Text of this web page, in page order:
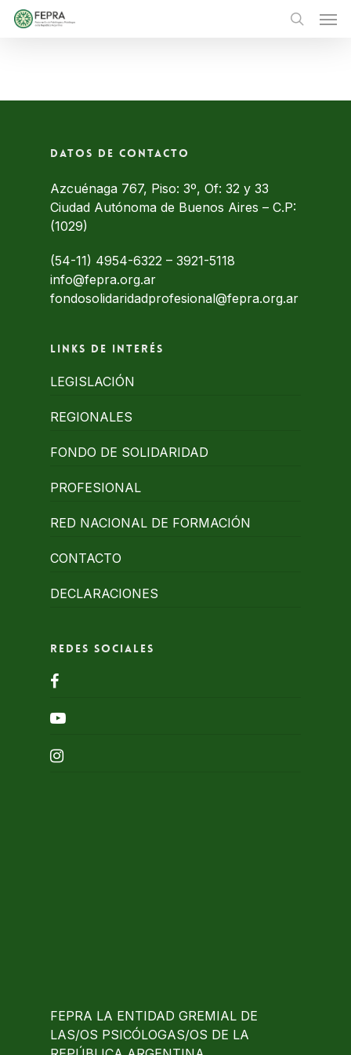
Skip
Datos de contacto
Azcuénaga 767, Piso: 3º, Of: 32 y 33
Ciudad Autónoma de Buenos Aires – C.P:
(1029)
(54-11) 4954-6322 – 3921-5118
info@fepra.org.ar
fondosolidaridadprofesional@fepra.org.ar
Links de interés
LEGISLACIÓN
REGIONALES
FONDO DE SOLIDARIDAD
PROFESIONAL
RED NACIONAL DE FORMACIÓN
CONTACTO
DECLARACIONES
Redes Sociales
facebook
youtube
instagram
FEPRA LA ENTIDAD GREMIAL DE
LAS/OS PSICÓLOGAS/OS DE LA